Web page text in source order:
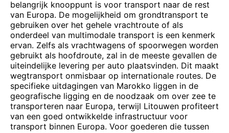
belangrijk knooppunt is voor transport naar de rest
van Europa. De mogelijkheid om grondtransport te
gebruiken over het gehele vrachtroute of als
onderdeel van multimodale transport is een kenmerk
ervan. Zelfs als vrachtwagens of spoorwegen worden
gebruikt als hoofdroute, zal in de meeste gevallen de
uiteindelijke levering per auto plaatsvinden. Dit maakt
wegtransport onmisbaar op internationale routes. De
specifieke uitdagingen van Marokko liggen in de
geografische ligging en de noodzaak om over zee te
transporteren naar Europa, terwijl Litouwen profiteert
van een goed ontwikkelde infrastructuur voor
transport binnen Europa. Voor goederen die tussen